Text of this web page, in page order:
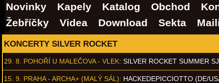
Novinky Kapely Katalog Obchod
Žebříčky
Videa Download Sekta
KONCERTY SILVER ROCKET
29. 8. POHOŘÍ U MALEČOVA - VLEK: SILVER ROCKET SUMMER
15. 9. PRAHA - ARCHA+ (MALÝ SÁL): HACKEDEPICCIOTTO (DE/